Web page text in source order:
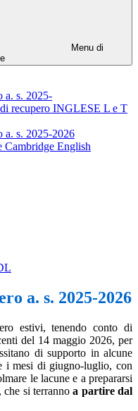
Menu di
a. s. 2025-
recupero INGLESE L e T
a. s. 2025-2026
English
a. s. 2025-2026
estivi, tenendo conto di
del 14 maggio 2026, per
di supporto in alcune
i mesi di giugno-luglio, con
le lacune e a prepararsi
che si terrannoa partire dal